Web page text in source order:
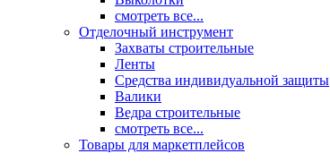
смотреть все...
Отделочный инструмент
Захваты строительные
Ленты
Средства индивидуальной защиты
Валики
Ведра строительные
смотреть все...
Товары для маркетплейсов